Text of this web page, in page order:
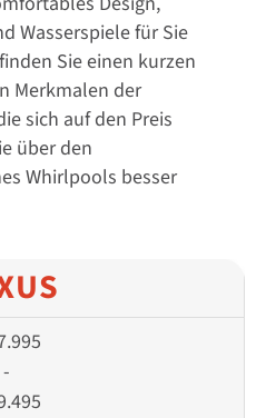
Wasserspiele für Sie
Sie einen kurzen
Merkmalen der
sich auf den Preis
über den
Whirlpools besser
-